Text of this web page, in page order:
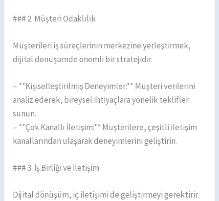
### 2. Müşteri Odaklılık
Müşterileri iş süreçlerinin merkezine yerleştirmek,
dijital dönüşümde önemli bir stratejidir.
– **Kişiselleştirilmiş Deneyimler:** Müşteri verilerini
analiz ederek, bireysel ihtiyaçlara yönelik teklifler
sunun.
– **Çok Kanallı İletişim:** Müşterilere, çeşitli iletişim
kanallarından ulaşarak deneyimlerini geliştirin.
### 3. İş Birliği ve İletişim
Dijital dönüşüm, iç iletişimi de geliştirmeyi gerektirir.